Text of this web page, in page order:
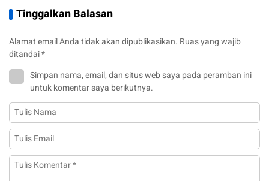
Tinggalkan Balasan
Alamat email Anda tidak akan dipublikasikan. Ruas yang wajib
ditandai*
Simpan nama, email, dan situs web saya pada peramban ini
untuk komentar saya berikutnya.